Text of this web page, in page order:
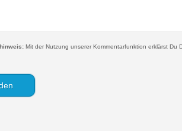
Mit der Nutzung unserer Kommentarfunktion erklärst Du